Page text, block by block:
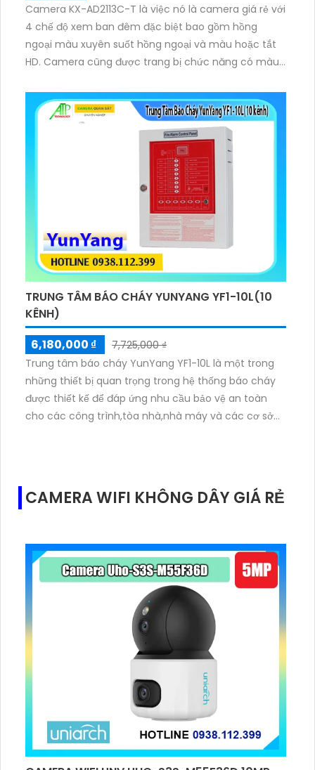
Camera KX-AD2113C-T là việc nó là camera giá rẻ với
4 chế độ xem ban đêm đặc biệt bao gồm hồng
ngoại màu xuyên suốt hồng ngoại và màu hoặc tắt
HD. Camera cũng được trang bị chức năng có màu
hơn trong môi trường ánh sáng ngược.
TRUNG TÂM BÁO CHÁY YUNYANG YF1-10L(10
KÊNH)
6,180,000 ₫
7,725,000 ₫
Trung tâm báo cháy YunYang YF1-10L là một trong
những thiết bị quan trọng trong hệ thống báo cháy
được thiết kế để đáp ứng nhu cầu bảo vệ an toàn
cho các công trình,tòa nhà,nhà máy và các cơ sở
có thể quản lý hiệu quả các sự cố cháy nổ.
CAMERA WIFI KHÔNG DÂY GIÁ RẺ